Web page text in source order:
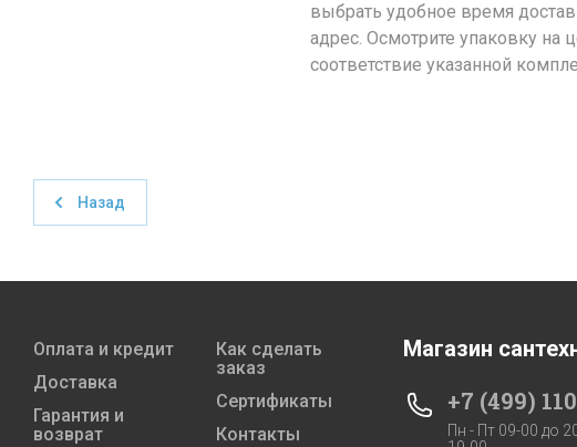
выбрать удобное время
адрес. Осмотрите упаковку на
соответствие указанной
Назад
Оплата и кредит
Доставка
Гарантия и
возврат
Как сделать
заказ
Сертификаты
Контакты
Магазин
+7 (499)
Пн - Пт 09-00 до